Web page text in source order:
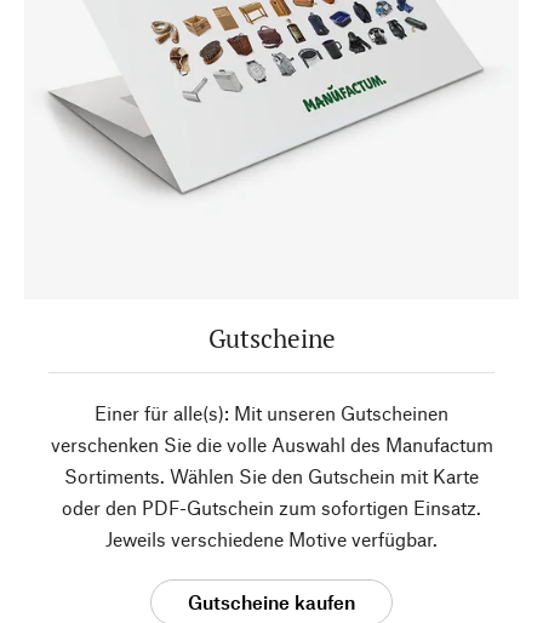
Gutscheine
Einer für alle(s): Mit unseren Gutscheinen
verschenken Sie die volle Auswahl des Manufactum
Sortiments. Wählen Sie den Gutschein mit Karte
oder den PDF-Gutschein zum sofortigen Einsatz.
Jeweils verschiedene Motive verfügbar.
Gutscheine kaufen